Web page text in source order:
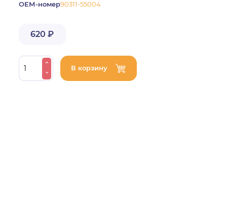
ОЕМ-номер90311-55004
620 ₽
В корзину